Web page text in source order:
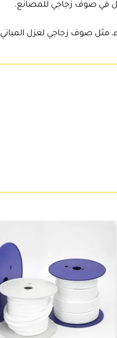
في صوف زجاجي للمصانع.
مثل صوف زجاجي لعزل المباني